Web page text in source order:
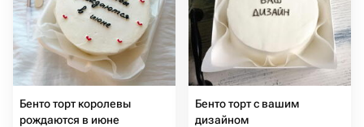
Бенто торт королевы
рождаются в июне
Бенто торт с вашим
дизайном